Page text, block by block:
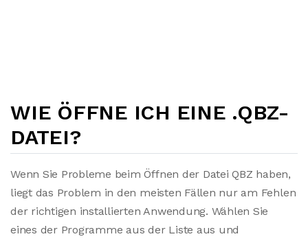
WIE ÖFFNE ICH EINE .QBZ-
DATEI?
Wenn Sie Probleme beim Öffnen der Datei QBZ haben,
liegt das Problem in den meisten Fällen nur am Fehlen
der richtigen installierten Anwendung. Wählen Sie
eines der Programme aus der Liste aus und